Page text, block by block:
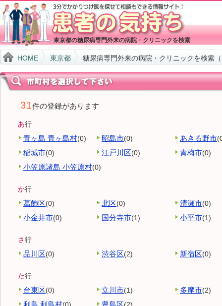
東京都の糖尿病専門外来の病院・クリニックを検索
HOME 東京都 糖尿病専門外来の病院・クリニックを検索
31件の登録があります
あ行
青ヶ島 青ヶ島村(0) 昭島市(0) あきる野市
稲城市(0) 江戸川区(0) 青梅市(0)
小笠原諸島 小笠原村(0)
か行
葛飾区(0) 北区(0) 清瀬市(0)
小金井市(0) 国分寺市(1) 小平市(1)
さ行
品川区(0) 渋谷区(2) 新宿区(0)
た行
台東区(0) 立川市(1) 多摩市(2)
利島 利島村 豊島区